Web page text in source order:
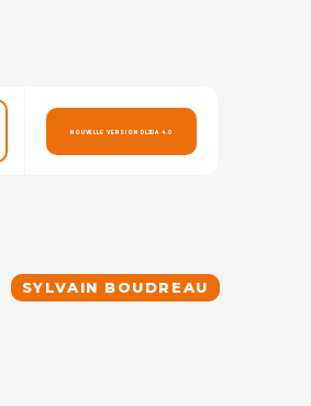
NOUVELLE VERSION DLJDA 4.0
SYLVAIN BOUDREAU